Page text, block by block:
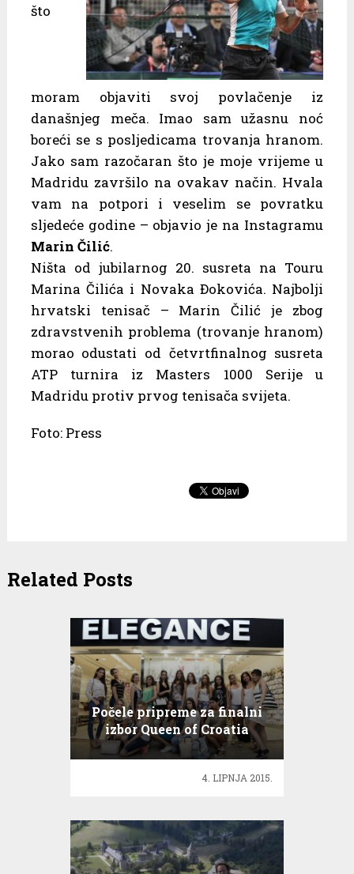
što
moram objaviti svoj povlačenje iz
današnjeg meča. Imao sam užasnu noć
boreći se s posljedicama trovanja hranom.
Jako sam razočaran što je moje vrijeme u
Madridu završilo na ovakav način. Hvala
vam na potpori i veselim se povratku
sljedeće godine – objavio je na Instagramu
Marin Čilić.
Ništa od jubilarnog 20. susreta na Touru
Marina Čilića i Novaka Đokovića. Najbolji
hrvatski tenisač – Marin Čilić je zbog
zdravstvenih problema (trovanje hranom)
morao odustati od četvrtfinalnog susreta
ATP turnira iz Masters 1000 Serije u
Madridu protiv prvog tenisača svijeta.
Foto: Press
Related Posts
Počele pripreme za finalni
izbor Queen of Croatia
4. LIPNJA 2015.